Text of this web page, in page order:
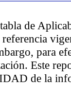
de
para
Este
de la